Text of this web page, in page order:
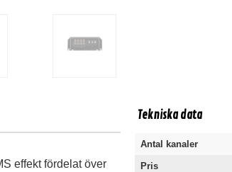
effekt fördelat över
Tekniska data
Antal kanaler
Pris